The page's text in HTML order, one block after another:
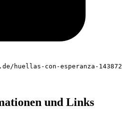
huellas-con-esperanza-143872
und Links